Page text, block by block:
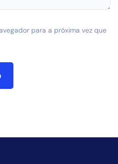
para a próxima vez que